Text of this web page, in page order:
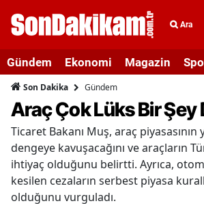
Ara
Gündem Ekonomi Magazin
Son Dakika Gündem
Araç Çok Lüks Bir Şey
Ticaret Bakanı Muş, araç piyasasının
dengeye kavuşacağını ve araçların
ihtiyaç olduğunu belirtti. Ayrıca,
kesilen cezaların serbest piyasa
olduğunu vurguladı.